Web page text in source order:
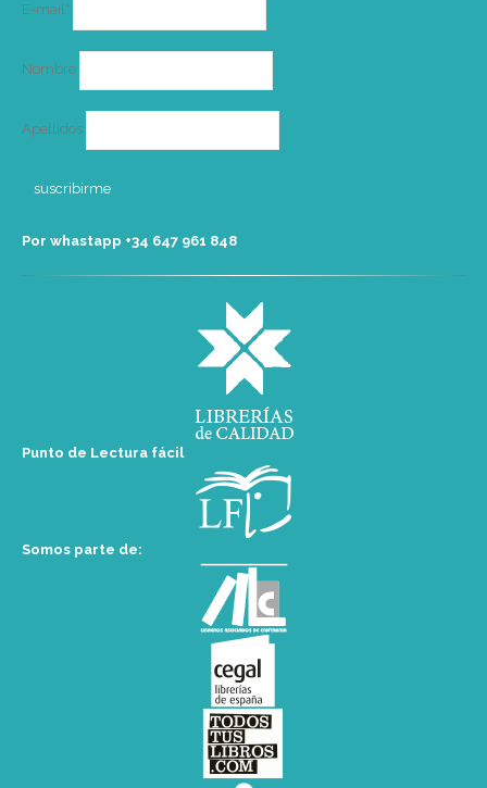
E-mail*
Nombre
Apellidos
Por whastapp +34 ‭647 961 848‬
Punto de Lectura fácil
Somos parte de: